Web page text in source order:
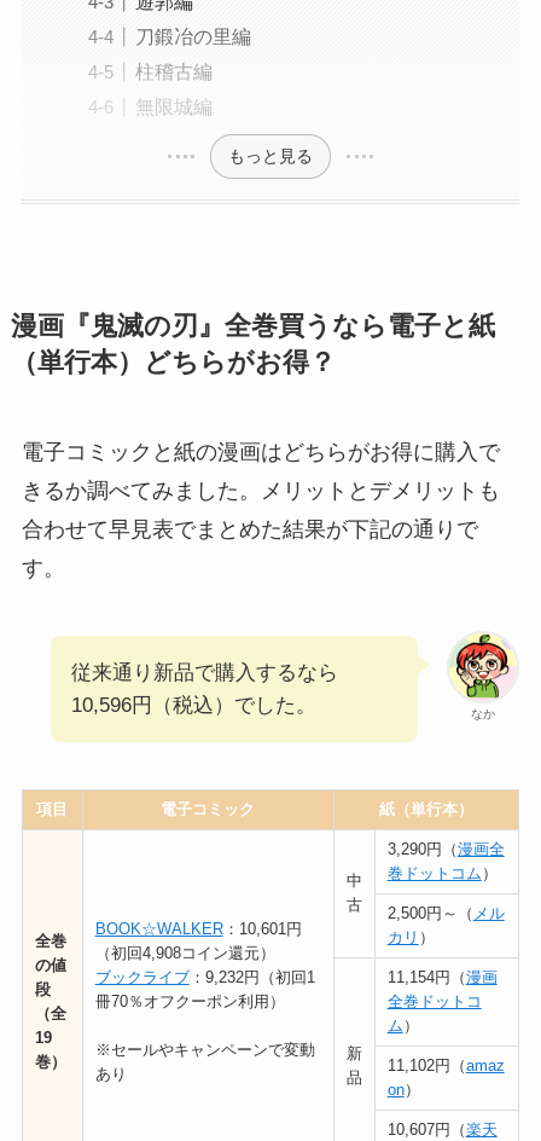
刀鍛冶の里編
柱稽古編
無限城編
もっと見る
漫画『鬼滅の刃』全巻買うなら電子と紙
（単行本）どちらがお得？
電子コミックと紙の漫画はどちらがお得に購入で
きるか調べてみました。メリットとデメリットも
合わせて早見表でまとめた結果が下記の通りで
す。
なか
従来通り新品で購入するなら
10,596円（税込）でした。
項目 電子コミック 紙（単行本）
全巻
の値
段
（全
19
巻）
BOOK☆WALKER：10,601円
（初回4,908コイン還元）
ブックライブ：9,232円（初回1
冊70％オフクーポン利用）
※セールやキャンペーンで変動
あり
中
古
3,290円（漫画全
巻ドットコム ）
2,500円～（ メル
カリ ）
新
品
11,154円（漫画
全巻ドットコ
ム ）
11,102円（amaz
on）
10,607円（楽天